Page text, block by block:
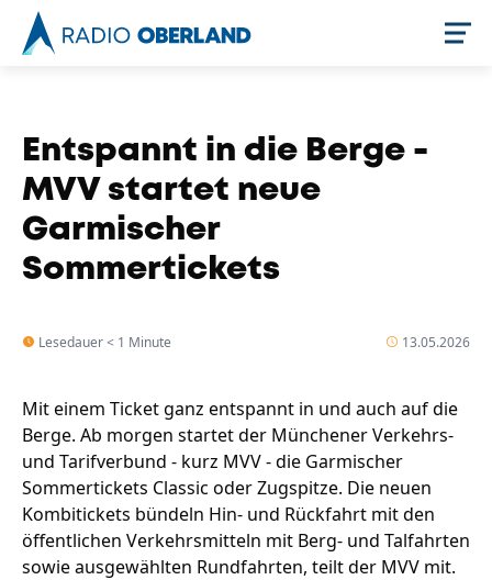
Stellenangebote
Entspannt in die Berge -
MVV startet neue
Garmischer
Sommertickets
Lesedauer < 1 Minute 13.05.2026
Mit einem Ticket ganz entspannt in und auch auf die
Berge. Ab morgen startet der Münchener Verkehrs-
und Tarifverbund - kurz MVV - die Garmischer
Sommertickets Classic oder Zugspitze. Die neuen
Kombitickets bündeln Hin- und Rückfahrt mit den
öffentlichen Verkehrsmitteln mit Berg- und Talfahrten
sowie ausgewählten Rundfahrten, teilt der MVV mit.